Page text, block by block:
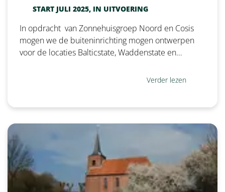
START JULI 2025, IN UITVOERING
In opdracht van Zonnehuisgroep Noord en Cosis
mogen we de buiteninrichting mogen ontwerpen
voor de locaties Balticstate, Waddenstate en…
Verder lezen